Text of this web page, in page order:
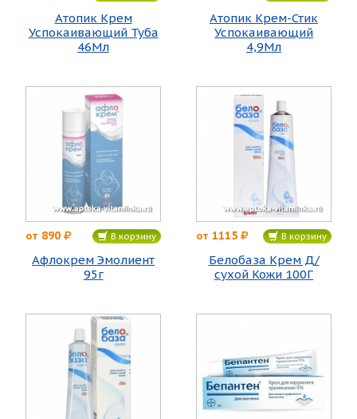
Атопик Крем
Успокаивающий Туба
46Мл
Атопик Крем-Стик
Успокаивающий
4,9Мл
от 890 В корзину
Афлокрем Эмолиент
95г
от 1115 В корзину
Белобаза Крем Д/
сухой Кожи 100Г